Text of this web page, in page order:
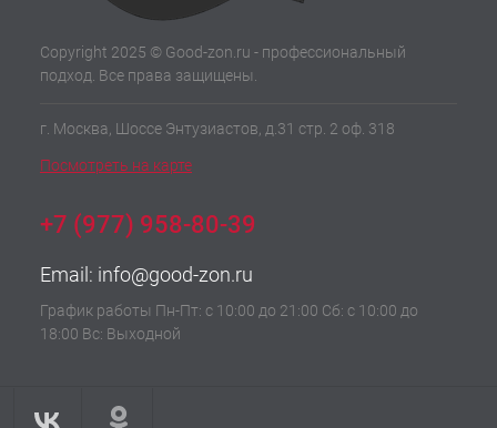
Copyright 2025 © Good-zon.ru - профессиональный
подход. Все права защищены.
г. Москва, Шоссе Энтузиастов, д.31 стр. 2 оф. 318
Посмотреть на карте
+7 (977) 958-80-39
Email: info@good-zon.ru
График работы Пн-Пт: с 10:00 до 21:00 Сб: с 10:00 до
18:00 Вс: Выходной